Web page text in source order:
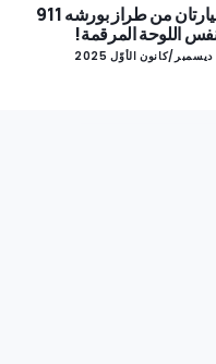
خطأ فادح: سيارتان من طراز بورشه 911